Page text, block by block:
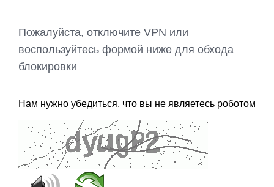
Пожалуйста, отключите VPN или
воспользуйтесь формой ниже для обхода
блокировки
Нам нужно убедиться, что вы не являетесь роботом